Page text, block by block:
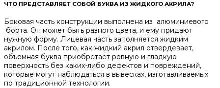
ЧТО ПРЕДСТАВЛЯЕТ СОБОЙ БУКВА ИЗ ЖИДКОГО АКРИЛА?
Боковая часть конструкции выполнена из алюминиевого
борта. Он может быть разного цвета, и ему придают
нужную форму. Лицевая часть заполняется жидким
акрилом. После того, как жидкий акрил отвердевает,
объемная буква приобретает ровную и гладкую
поверхность без каких-либо дефектов и повреждений,
которые могут наблюдаться в вывесках, изготавливаемых
по традиционной технологии.